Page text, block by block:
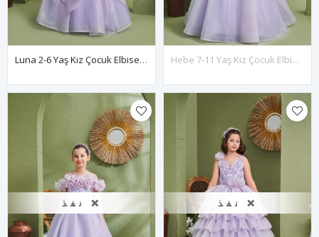
Luna 2-6 Yaş Kız Çocuk Elbise 20167 Lila Hebe 7-11 Yaş Kız Çocuk Elbise 30187 Lila
نفذ ❌ نفذ ❌